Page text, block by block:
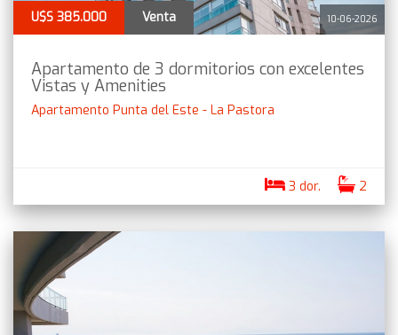
10-06-2026
U$S 385.000 Venta
Apartamento de 3 dormitorios con excelentes
Vistas y Amenities
Apartamento Punta del Este - La Pastora
3 dor. 2